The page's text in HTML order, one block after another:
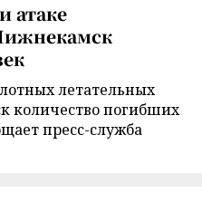
атаке
летательных
количество погибших
пресс-служба